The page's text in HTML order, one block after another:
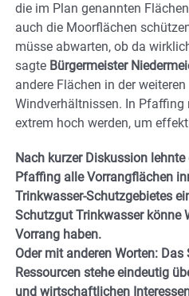
die im Plan genannten
auch die Moorflächen
müsse abwarten, ob da
sagte Bürgermeister
andere Flächen in der
Windverhältnissen. In Pfaffing
extrem hoch werden, um
Nach kurzer Diskussion
Pfaffing alle Vorrangflächen
Trinkwasser-Schutzgebietes
Schutzgut Trinkwasser könne
Vorrang haben.
Oder mit anderen Worten:
Ressourcen stehe eindeutig
und wirtschaftlichen